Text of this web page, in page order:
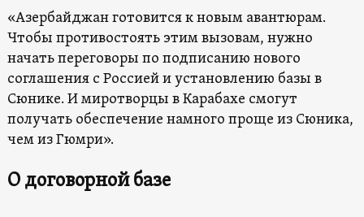
«Азербайджан готовится к новым авантюрам.
Чтобы противостоять этим вызовам, нужно
начать переговоры по подписанию нового
соглашения с Россией и установлению базы в
Сюнике. И миротворцы в Карабахе смогут
получать обеспечение намного проще из Сюника,
чем из Гюмри».
О договорной базе